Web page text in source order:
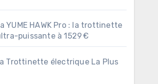
YUME HAWK Pro : la trottinette
puissante à 1529 €
Trottinette électrique La Plus